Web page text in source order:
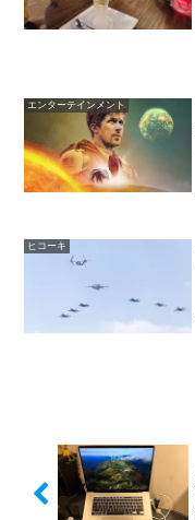
エンターテインメント
ヒコーキ